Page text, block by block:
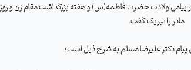
پیامی ولادت حضرت فاطمه(س) و هفته بزرگداشت مقام زن و روز
مادر را تبریک گفت.
پیام دکتر علیرضا مسلم به شرح ذیل است؛